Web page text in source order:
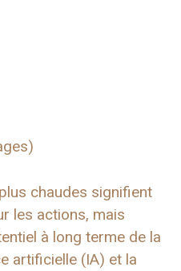
chaudes signifient
les actions, mais
à long terme de la
artificielle (IA) et la